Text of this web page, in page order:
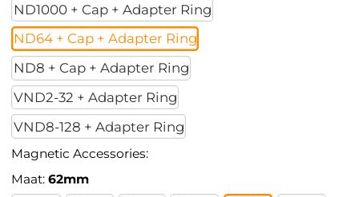
ND1000 + Cap + Adapter Ring
ND64 + Cap + Adapter Ring
ND8 + Cap + Adapter Ring
VND2-32 + Adapter Ring
VND8-128 + Adapter Ring
Magnetic Accessories:
Maat:62mm